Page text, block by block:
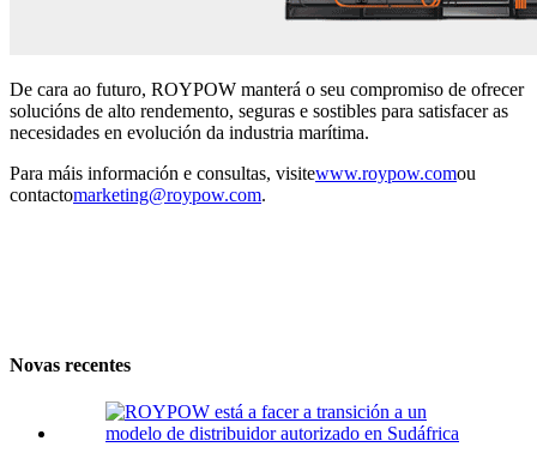
De cara ao futuro, ROYPOW manterá o seu compromiso de ofrecer
solucións de alto rendemento, seguras e sostibles para satisfacer as
necesidades en evolución da industria marítima.
Para máis información e consultas, visitewww.roypow.comou
contactomarketing@roypow.com.
Novas recentes